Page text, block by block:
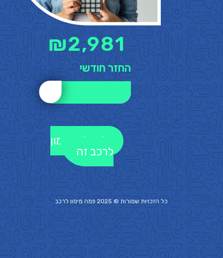
2,981
₪
החזר חודשי
לקבלת מימון
לרכב זה
כל הזכויות שמורות © 2025 פמה מימון לרכב